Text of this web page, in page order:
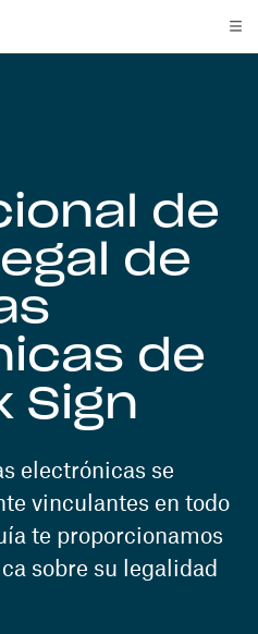
de
de
de
Sign
electrónicas se
vinculantes en todo
te proporcionamos
sobre su legalidad